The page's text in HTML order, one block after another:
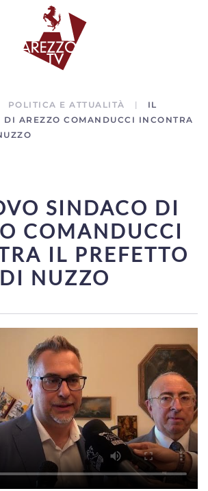
POLITICA E ATTUALITÀ
IL
DI AREZZO COMANDUCCI INCONTRA
SINDACO DI
COMANDUCCI
IL PREFETTO
DI NUZZO